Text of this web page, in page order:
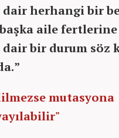
dair herhangi bir
aile fertlerine
dair bir durum söz
mutasyona